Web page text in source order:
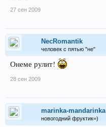
27 сен 2009
NecRomantik
человек с пятью "не"
Онеме рулит!
28 сен 2009
marinka-mandarinka
новогодний фруктик=)